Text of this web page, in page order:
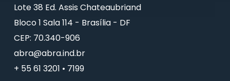
Lote 38 Ed. Assis Chateaubriand
Bloco 1 Sala 114 - Brasília - DF
CEP: 70.340-906
abra@abra.ind.br
+ 55 61 3201 • 7199